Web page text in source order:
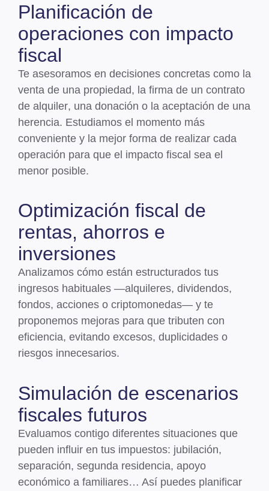
Planificación de
operaciones con impacto
fiscal
Te asesoramos en decisiones concretas como la
venta de una propiedad, la firma de un contrato
de alquiler, una donación o la aceptación de una
herencia. Estudiamos el momento más
conveniente y la mejor forma de realizar cada
operación para que el impacto fiscal sea el
menor posible.
Optimización fiscal de
rentas, ahorros e
inversiones
Analizamos cómo están estructurados tus
ingresos habituales —alquileres, dividendos,
fondos, acciones o criptomonedas— y te
proponemos mejoras para que tributen con
eficiencia, evitando excesos, duplicidades o
riesgos innecesarios.
Simulación de escenarios
fiscales futuros
Evaluamos contigo diferentes situaciones que
pueden influir en tus impuestos: jubilación,
separación, segunda residencia, apoyo
económico a familiares… Así puedes planificar